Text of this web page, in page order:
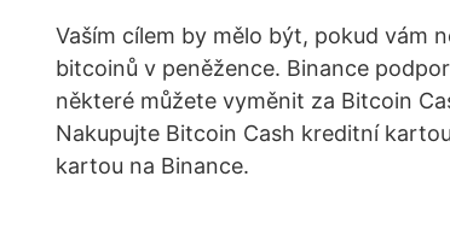
Vaším cílem by mělo být, pokud vám
bitcoinů v peněžence. Binance
některé můžete vyměnit za Bitcoin
Nakupujte Bitcoin Cash kreditní
kartou na Binance.